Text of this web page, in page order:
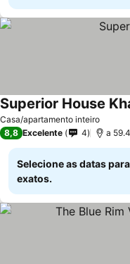
Casa/apartamento inteiro
Superior House
8,8 Excelente 4 a
Selecione as datas
exatos.